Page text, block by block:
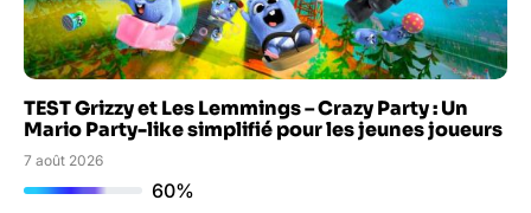
TEST Grizzy et Les Lemmings – Crazy Party : Un
Mario Party-like simplifié pour les jeunes joueurs
7 août 2026
60%